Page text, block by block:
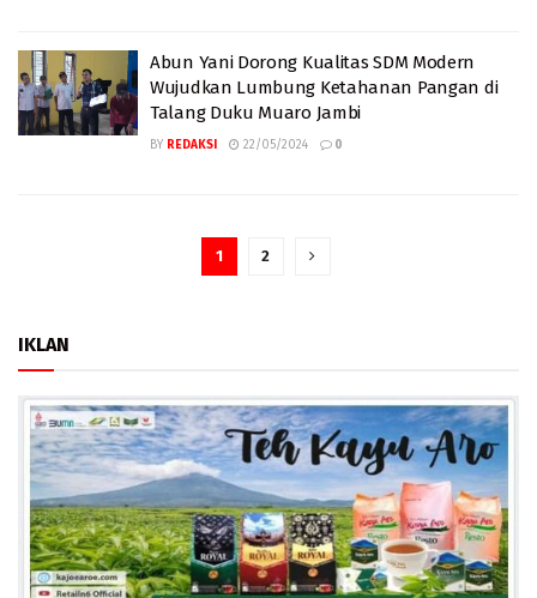
Abun Yani Dorong Kualitas SDM Modern
Wujudkan Lumbung Ketahanan Pangan di
Talang Duku Muaro Jambi
BY REDAKSI 22/05/2024 0
1 2
IKLAN